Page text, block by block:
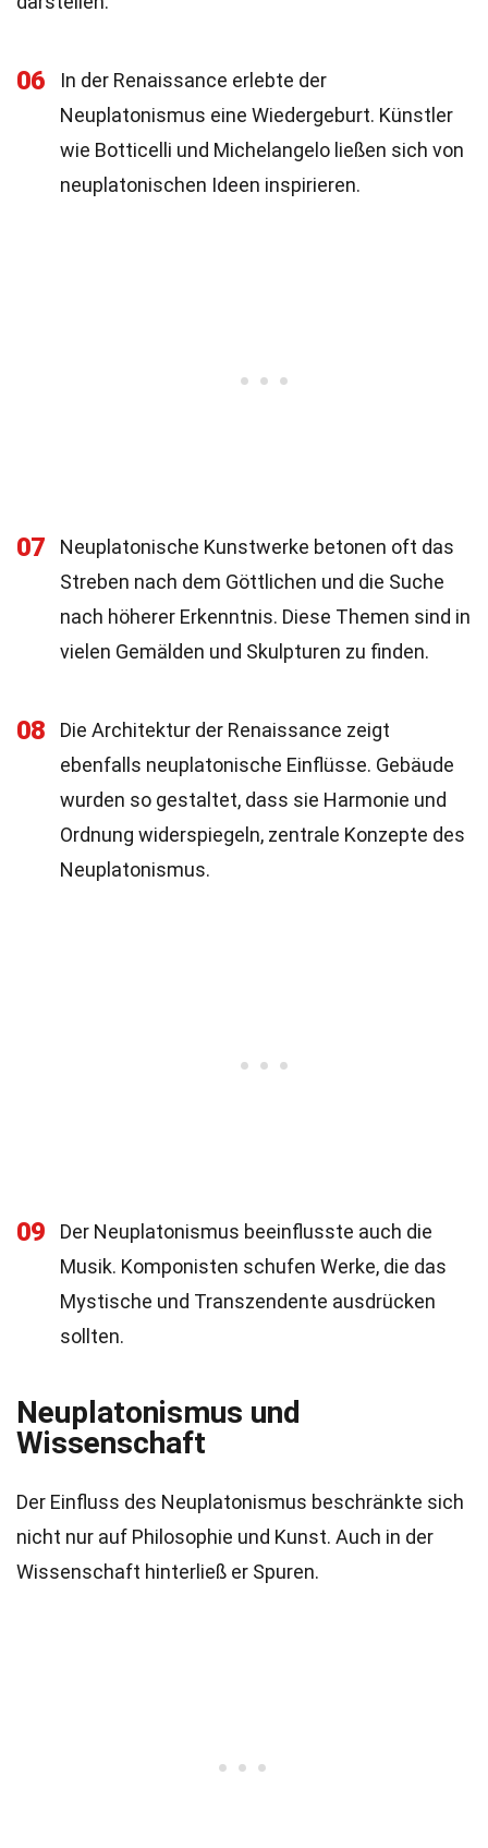
06
In der Renaissance erlebte der
Neuplatonismus eine Wiedergeburt. Künstler
wie Botticelli und Michelangelo ließen sich von
neuplatonischen Ideen inspirieren.
07
Neuplatonische Kunstwerke betonen oft das
Streben nach dem Göttlichen und die Suche
nach höherer Erkenntnis. Diese Themen sind in
vielen Gemälden und Skulpturen zu finden.
08
Die Architektur der Renaissance zeigt
ebenfalls neuplatonische Einflüsse. Gebäude
wurden so gestaltet, dass sie Harmonie und
Ordnung widerspiegeln, zentrale Konzepte des
Neuplatonismus.
09
Der Neuplatonismus beeinflusste auch die
Musik. Komponisten schufen Werke, die das
Mystische und Transzendente ausdrücken
sollten.
Neuplatonismus und
Wissenschaft
Der Einfluss des Neuplatonismus beschränkte sich
nicht nur auf Philosophie und Kunst. Auch in der
Wissenschaft hinterließ er Spuren.